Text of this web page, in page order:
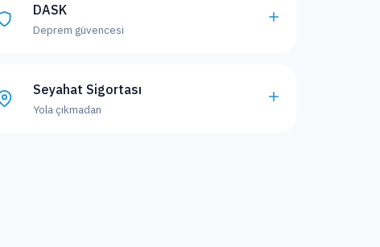
DASK
Deprem güvencesi
Seyahat Sigortası
Yola çıkmadan